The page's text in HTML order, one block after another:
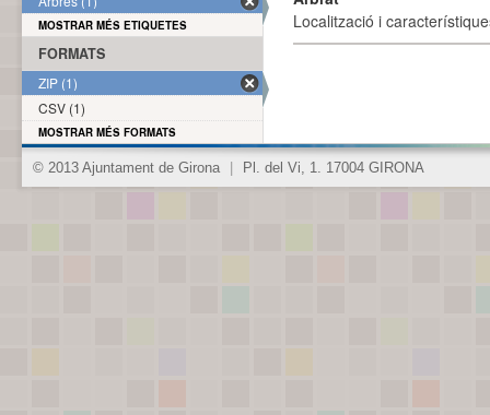
Localització i
MOSTRAR MÉS ETIQUETES
FORMATS
ZIP (1)
CSV (1)
MOSTRAR MÉS FORMATS
© 2013 Ajuntament de Girona Pl. del Vi, 1. 17004 GIRONA